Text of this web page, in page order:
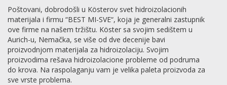
Poštovani, dobrodošli u Kösterov svet hidroizolacionih
materijala i firmu “BEST MI-SVE“, koja je generalni zastupnik
ove firme na našem tržištu. Köster sa svojim sedištem u
Aurich-u, Nemačka, se više od dve decenije bavi
proizvodnjom materijala za hidroizolaciju. Svojim
proizvodima rešava hidroizolacione probleme od podruma
do krova. Na raspolaganju vam je velika paleta proizvoda za
sve vrste problema.